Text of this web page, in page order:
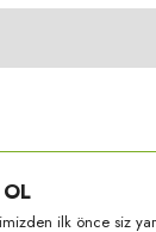
ilk önce siz